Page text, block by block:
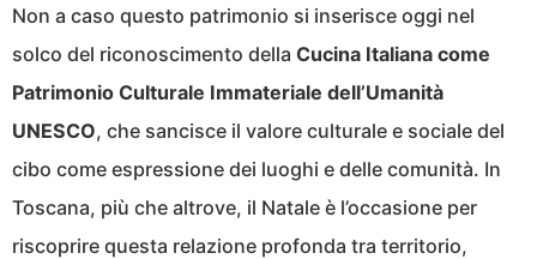
Non a caso questo patrimonio si inserisce oggi nel
solco del riconoscimento della Cucina Italiana come
Patrimonio Culturale Immateriale dell’Umanità
UNESCO, che sancisce il valore culturale e sociale del
cibo come espressione dei luoghi e delle comunità. In
Toscana, più che altrove, il Natale è l’occasione per
riscoprire questa relazione profonda tra territorio,